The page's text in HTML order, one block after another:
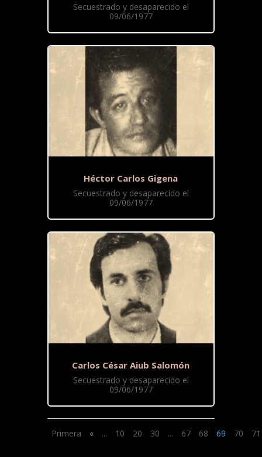
Secuestrado y desaparecido el
09/06/1977
Héctor Carlos Gigena
Secuestrado y desaparecido el
09/06/1977
Carlos César Aiub Salomón
Secuestrado y desaparecido el
09/06/1977
Primera « ... 10 20 30 ... 67 68 69 70 71